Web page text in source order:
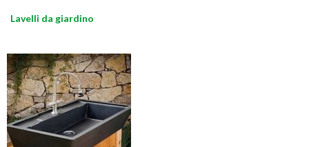
Lavelli da giardino